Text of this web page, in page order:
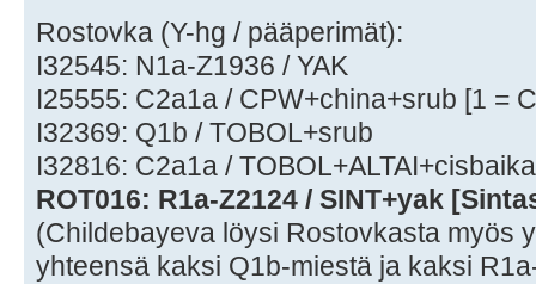
Rostovka (Y-hg / pääperimät):
I32545: N1a-Z1936 / YAK
I25555: C2a1a / CPW+china+srub [1 =
I32369: Q1b / TOBOL+srub
I32816: C2a1a /
ROT016: R1a-Z2124 / SINT+yak
(Childebayeva löysi Rostovkasta myös
yhteensä kaksi Q1b-miestä ja kaksi